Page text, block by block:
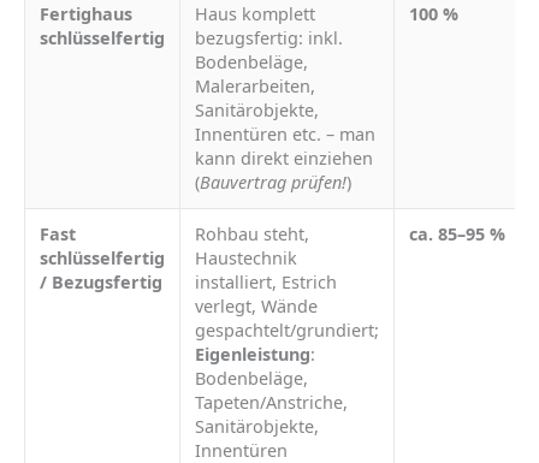
Fertighaus
schlüsselfertig
Haus komplett
bezugsfertig: inkl.
Bodenbeläge,
Malerarbeiten,
Sanitärobjekte,
Innentüren etc. – man
kann direkt einziehen
(Bauvertrag prüfen!)
100 %
Fast
schlüsselfertig
/ Bezugsfertig
Rohbau steht,
Haustechnik
installiert, Estrich
verlegt, Wände
gespachtelt/grundiert;
Eigenleistung:
Bodenbeläge,
Tapeten/Anstriche,
Sanitärobjekte,
Innentüren
ca. 85–95 %